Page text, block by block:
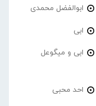
ابوالفضل محمدی
ابی
ابی و میگوعل
احد محبی